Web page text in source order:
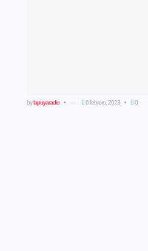
bylapuyaradio 6 febrero, 2023 0